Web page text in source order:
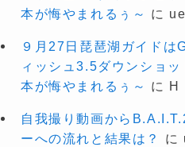
本が悔やまれるぅ～
に
９月27日琵琶湖ガイドは
ィッシュ3.5ダウンショ
本が悔やまれるぅ～
に H
自我撮り動画から
ーへの流れと結果は？
に